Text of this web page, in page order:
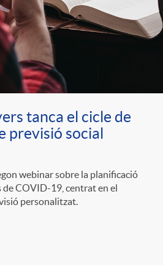
tanca el cicle de
previsió social
webinar sobre la planificació
de COVID-19, centrat en el
personalitzat.